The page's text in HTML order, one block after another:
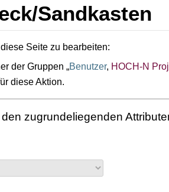
Sandkasten
Seite zu bearbeiten:
der Gruppen „Benutzer, HOCH-N
diese Aktion.
zugrundeliegenden